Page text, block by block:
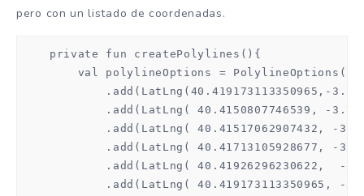
pero con un listado de coordenadas.
    private fun createPolylines(){
        val polylineOptions = PolylineOptions()
.add(LatLng(40.419173113350965,-
.add(LatLng( 40.4150807746539, -
.add(LatLng( 40.41517062907432, -
.add(LatLng( 40.41713105928677, -
.add(LatLng( 40.41926296230622,  -
.add(LatLng( 40.419173113350965, -